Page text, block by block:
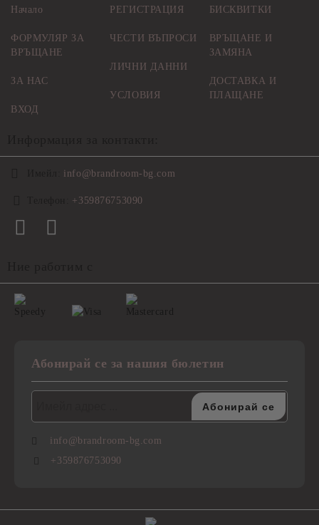
Начало
ФОРМУЛЯР ЗА
ВРЪЩАНЕ
ЗА НАС
ВХОД
РЕГИСТРАЦИЯ
ЧЕСТИ ВЪПРОСИ
ЛИЧНИ ДАННИ
УСЛОВИЯ
БИСКВИТКИ
ВРЪЩАНЕ И
ЗАМЯНА
ДОСТАВКА И
ПЛАЩАНЕ
info@brandroom-bg.com
+359876753090
Абонирай се за нашия бюлетин
info@brandroom-bg.com
+359876753090